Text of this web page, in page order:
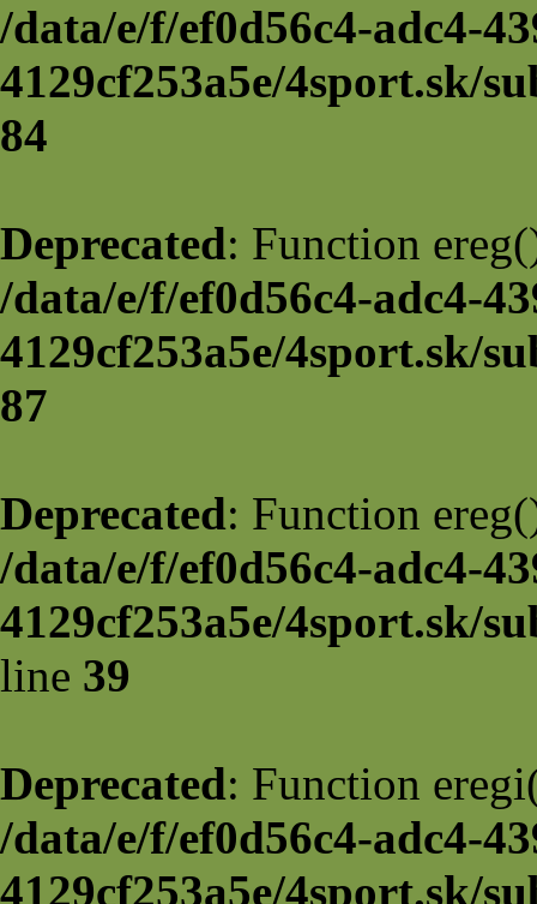
/data/e/f/ef0d56c4-adc4-
4129cf253a5e/4sport.sk/
84
Deprecated: Function
/data/e/f/ef0d56c4-adc4-
4129cf253a5e/4sport.sk/
87
Deprecated: Function
/data/e/f/ef0d56c4-adc4-
4129cf253a5e/4sport.sk/
line 39
Deprecated: Function
/data/e/f/ef0d56c4-adc4-
4129cf253a5e/4sport.sk/